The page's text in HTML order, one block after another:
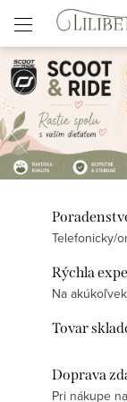
obsah
P
r
a
j
Telefonicky/
Rýchla
Na
Tovar
Doprava
Pri nákupe